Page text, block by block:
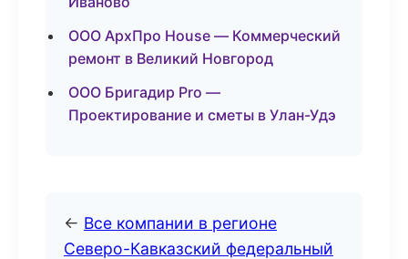
ООО АрхПро House — Коммерческий
ремонт в Великий Новгород
ООО Бригадир Pro —
Проектирование и сметы в Улан-Удэ
← Все компании в регионе
Северо-Кавказский федеральный